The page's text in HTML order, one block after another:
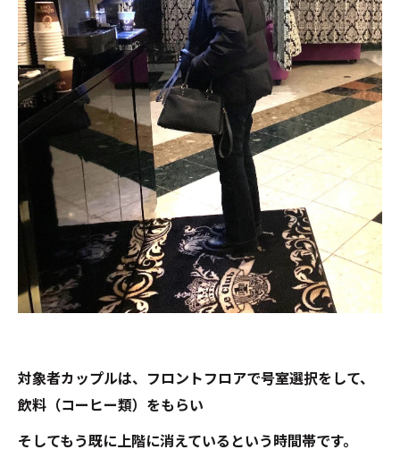
対象者カップルは、フロントフロアで号室選択をして、
飲料（コーヒー類）をもらい
そしてもう既に上階に消えているという時間帯です。